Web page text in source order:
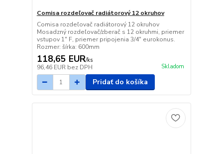
Comisa rozdeľovač radiátorový 12 okruhov
Comisa rozdeľovač radiátorový 12 okruhov
Mosadzný rozdeľovač/zberač s 12 okruhmi, priemer
vstupov 1" F, priemer pripojenia 3/4" eurokonus.
Rozmer: šírka: 600mm
118,65 EUR/ks
96,46 EUR bez DPH Skladom
Pridať do košíka